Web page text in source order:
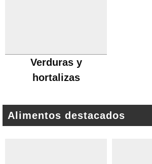
Verduras y
hortalizas
Alimentos destacados